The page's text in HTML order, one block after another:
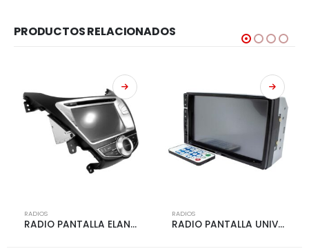
PRODUCTOS RELACIONADOS
RADIOS
RADIO PANTALLA ELANTRA/AVANTE ORIGINAL 1 | 1353
RADIOS
RADIO PANTALLA UNIVERSAL 7″ PLANO | 2455